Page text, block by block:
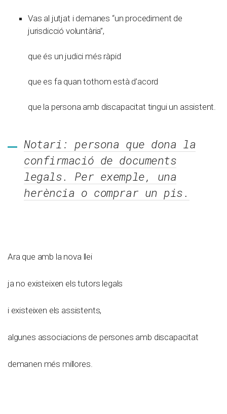
Vas al jutjat i demanes “un procediment de
jurisdicció voluntària”,
que és un judici més ràpid
que es fa quan tothom està d’acord
que la persona amb discapacitat tingui un assistent.
Notari: persona que dona la
confirmació de documents
legals. Per exemple, una
herència o comprar un pis.
Ara que amb la nova llei
ja no existeixen els tutors legals
i existeixen els assistents,
algunes associacions de persones amb discapacitat
demanen més millores.